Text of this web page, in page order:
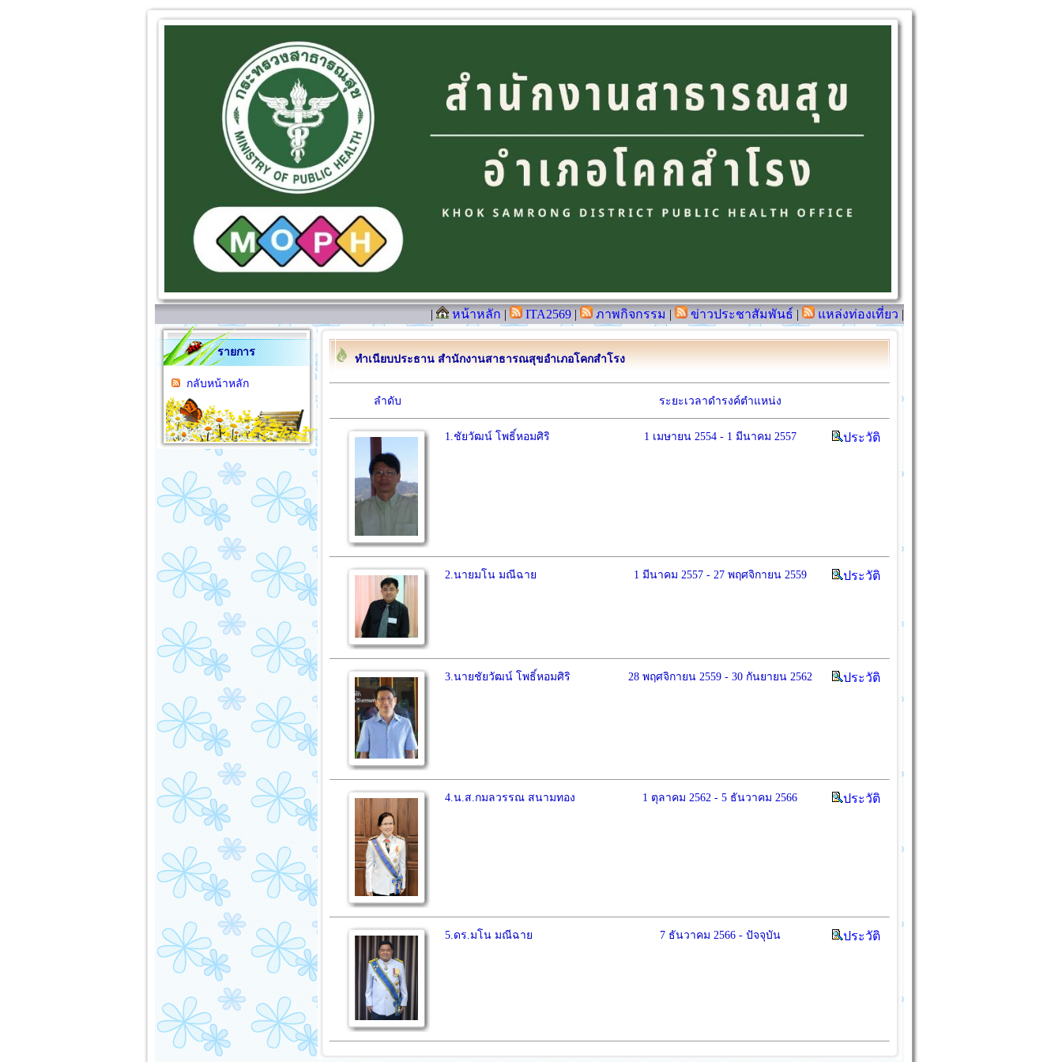
| หน้าหลัก | ITA2569 | ภาพกิจกรรม | ข่าวประชาสัมพันธ์ | แหล่งท่องเที่ยว |
รายการ
กลับหน้าหลัก
ทำเนียบประธาน สำนักงานสาธารณสุขอำเภอโคกสำโรง
ลำดับ ระยะเวลาดำรงค์ตำแหน่ง
1.ชัยวัฒน์ โพธิ์หอมศิริ 1 เมษายน 2554 - 1 มีนาคม 2557 ประวัติ
2.นายมโน มณีฉาย 1 มีนาคม 2557 - 27 พฤศจิกายน 2559 ประวัติ
3.นายชัยวัฒน์ โพธิ์หอมศิริ 28 พฤศจิกายน 2559 - 30 กันยายน 2562 ประวัติ
4.น.ส.กมลวรรณ สนามทอง 1 ตุลาคม 2562 - 5 ธันวาคม 2566 ประวัติ
5.ดร.มโน มณีฉาย 7 ธันวาคม 2566 - ปัจจุบัน ประวัติ